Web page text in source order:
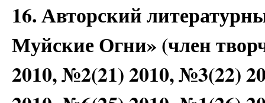
16. Авторский
Муйские Огни» (член
2010, №2(21) 2010, №3(22)